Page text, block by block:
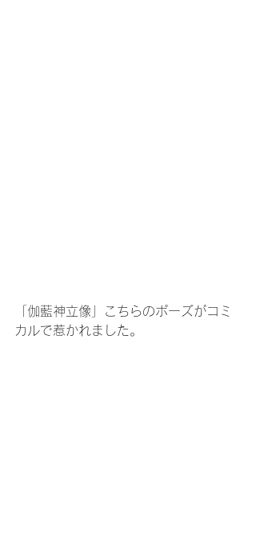
「伽藍神立像」こちらのポーズがコミ
カルで惹かれました。